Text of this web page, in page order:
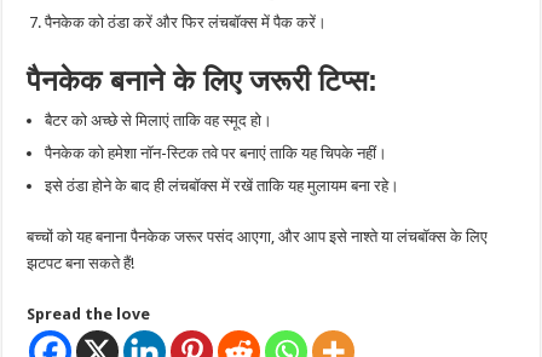
पैनकेक को ठंडा करें और फिर लंचबॉक्स में पैक करें।
पैनकेक बनाने के लिए जरूरी टिप्स:
बैटर को अच्छे से मिलाएं ताकि वह स्मूद हो।
पैनकेक को हमेशा नॉन-स्टिक तवे पर बनाएं ताकि यह चिपके नहीं।
इसे ठंडा होने के बाद ही लंचबॉक्स में रखें ताकि यह मुलायम बना रहे।
बच्चों को यह बनाना पैनकेक जरूर पसंद आएगा, और आप इसे नाश्ते या लंचबॉक्स के लिए
झटपट बना सकते हैं!
Spread the love